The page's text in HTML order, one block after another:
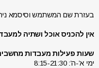
בעזרת שם המשתמש וסיסמא
אין להכניס אוכל ושתיה
שעות פעילות מעבדות
ימי א’-ה’: 8:15-21:30